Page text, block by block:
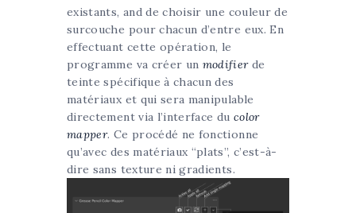
existants, and de choisir une couleur de
surcouche pour chacun d’entre eux. En
effectuant cette opération, le
programme va créer un modifierde
teinte spécifique à chacun des
matériaux et qui sera manipulable
directement via l’interface du color
mapper. Ce procédé ne fonctionne
qu’avec des matériaux “plats”, c’est-à-
dire sans texture ni gradients.